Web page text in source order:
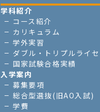
学科紹介
コース紹介
カリキュラム
学外実習
ダブル・トリプルライ
国家試験合格実績
入学案内
募集要項
総合型選抜(旧AO入試)
学費